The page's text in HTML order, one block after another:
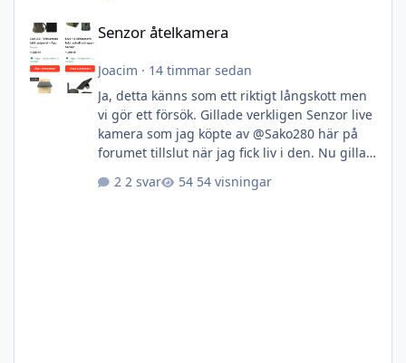
Senzor åtelkamera
Senzor åtelkamera
Joacim · 14 timmar sedan
Ja, detta känns som ett riktigt långskott men
vi gör ett försök. Gillade verkligen Senzor live
kamera som jag köpte av @Sako280 här på
forumet tillslut när jag fick liv i den. Nu gillar
att köpa en eller 2 till. Tänkte därför kolla av
2 svar 54 visningar